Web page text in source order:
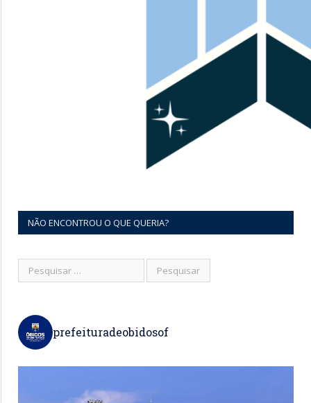
NÃO ENCONTROU O QUE QUERIA?
prefeituradeobidosof